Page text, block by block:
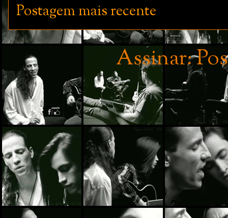
Postagem mais recente
Assinar: